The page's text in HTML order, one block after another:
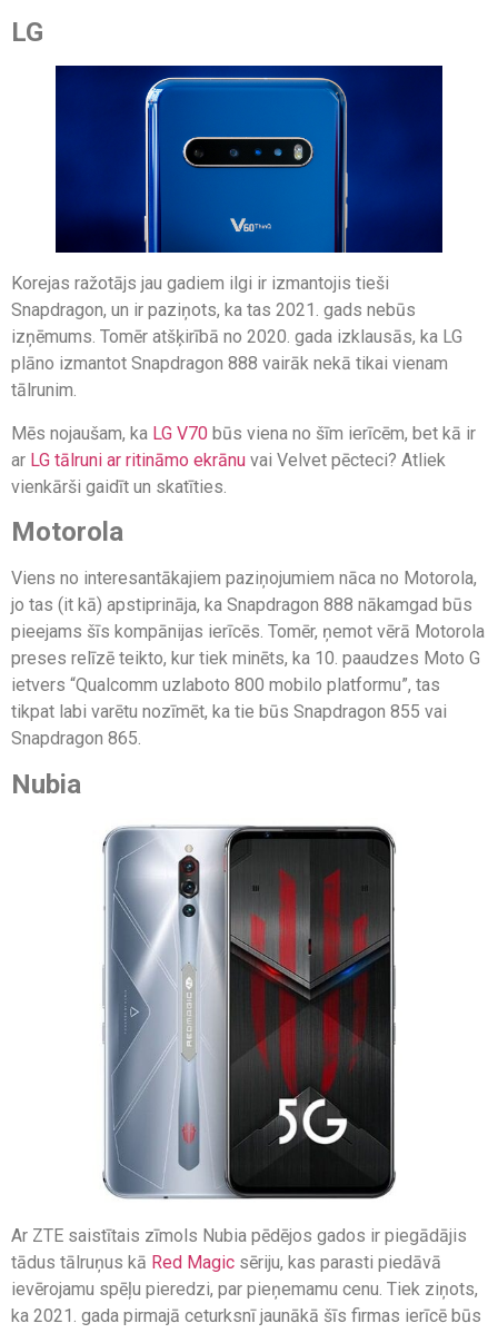
LG
Korejas ražotājs jau gadiem ilgi ir izmantojis tieši
Snapdragon, un ir paziņots, ka tas 2021. gads nebūs
izņēmums. Tomēr atšķirībā no 2020. gada izklausās, ka LG
plāno izmantot Snapdragon 888 vairāk nekā tikai vienam
tālrunim.
Mēs nojaušam, ka LG V70 būs viena no šīm ierīcēm, bet kā ir
ar LG tālruni ar ritināmo ekrānu vai Velvet pēcteci? Atliek
vienkārši gaidīt un skatīties.
Motorola
Viens no interesantākajiem paziņojumiem nāca no Motorola,
jo tas (it kā) apstiprināja, ka Snapdragon 888 nākamgad būs
pieejams šīs kompānijas ierīcēs. Tomēr, ņemot vērā Motorola
preses relīzē teikto, kur tiek minēts, ka 10. paaudzes Moto G
ietvers “Qualcomm uzlaboto 800 mobilo platformu”, tas
tikpat labi varētu nozīmēt, ka tie būs Snapdragon 855 vai
Snapdragon 865.
Nubia
Ar ZTE saistītais zīmols Nubia pēdējos gados ir piegādājis
tādus tālruņus kā Red Magic sēriju, kas parasti piedāvā
ievērojamu spēļu pieredzi, par pieņemamu cenu. Tiek ziņots,
ka 2021. gada pirmajā ceturksnī jaunākā šīs firmas ierīcē būs